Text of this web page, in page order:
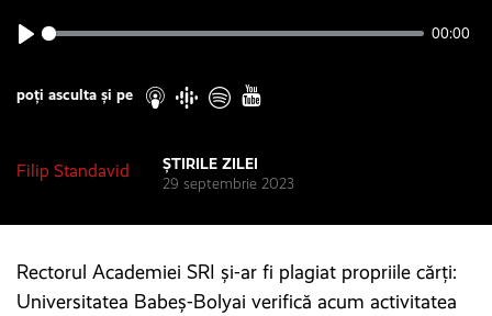
00:00
poți asculta și pe
Filip Standavid
ȘTIRILE ZILEI
29 septembrie 2023
Rectorul Academiei SRI și-ar fi plagiat propriile cărți:
Universitatea Babeș-Bolyai verifică acum activitatea